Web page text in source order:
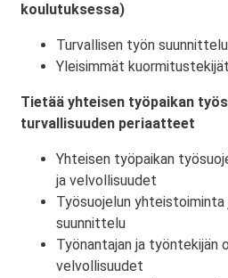
koulutuksessa)
Turvallisen työn
Yleisimmät kuormitustekijät
Tietää yhteisen työpaikan
turvallisuuden periaatteet
Yhteisen työpaikan
ja velvollisuudet
Työsuojelun
suunnittelu
Työnantajan ja työntekijän
velvollisuudet